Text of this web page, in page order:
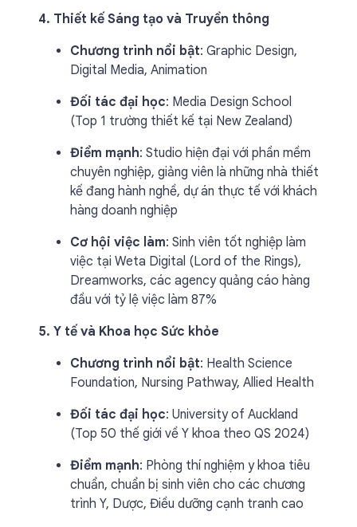
4. Thiết kế Sáng tạo và Truyền thông
Chương trình nổi bật: Graphic Design,
Digital Media, Animation
Đối tác đại học: Media Design School
(Top 1 trường thiết kế tại New Zealand)
Điểm mạnh: Studio hiện đại với phần mềm
chuyên nghiệp, giảng viên là những nhà thiết
kế đang hành nghề, dự án thực tế với khách
hàng doanh nghiệp
Cơ hội việc làm: Sinh viên tốt nghiệp làm
việc tại Weta Digital (Lord of the Rings),
Dreamworks, các agency quảng cáo hàng
đầu với tỷ lệ việc làm 87%
5. Y tế và Khoa học Sức khỏe
Chương trình nổi bật: Health Science
Foundation, Nursing Pathway, Allied Health
Đối tác đại học: University of Auckland
(Top 50 thế giới về Y khoa theo QS 2024)
Điểm mạnh: Phòng thí nghiệm y khoa tiêu
chuẩn, chuẩn bị sinh viên cho các chương
trình Y, Dược, Điều dưỡng cạnh tranh cao